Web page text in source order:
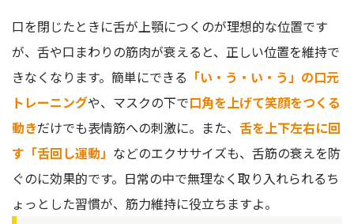
口を閉じたときに舌が上顎につくのが理想的な位置です
が、舌や口まわりの筋肉が衰えると、正しい位置を維持で
きなくなります。簡単にできる 「い・う・い・う」の口元
トレーニングや、マスクの下で口角を上げて笑顔をつくる
動きだけでも表情筋への刺激に。また、 舌を上下左右に回
す「舌回し運動」 などのエクササイズも、舌筋の衰えを防
ぐのに効果的です。日常の中で無理なく取り入れられるち
ょっとした習慣が、筋力維持に役立ちますよ。